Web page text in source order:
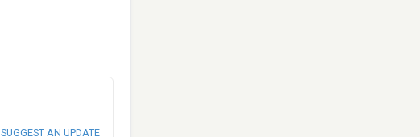
SUGGEST AN UPDATE